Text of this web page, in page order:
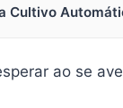
Cultivo
ao se